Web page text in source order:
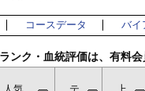
コースデータ バイ
ンク・血統評価は、有料